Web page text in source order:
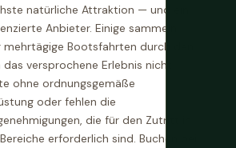
natürliche Attraktion — und ein
Anbieter. Einige sammeln
mehrtägige Bootsfahrten durch den
versprochene Erlebnis nicht,
ohne ordnungsgemäße
oder fehlen die
die für den Zutritt in
erforderlich sind. Buchen bei